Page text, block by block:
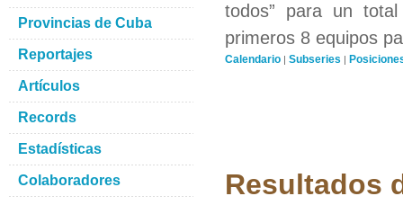
todos” para un
primeros 8 equipos
Calendario | Subseries |
Resultados
Provincias de Cuba
Reportajes
Artículos
Records
Estadísticas
Colaboradores